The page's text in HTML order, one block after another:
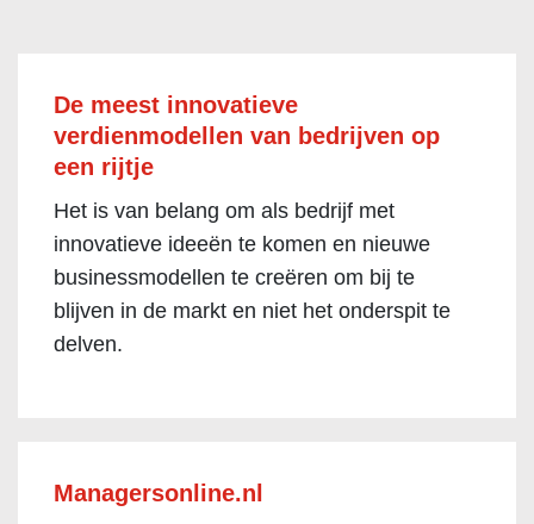
De meest innovatieve
verdienmodellen van bedrijven op
een rijtje
Het is van belang om als bedrijf met
innovatieve ideeën te komen en nieuwe
businessmodellen te creëren om bij te
blijven in de markt en niet het onderspit te
delven.
Managersonline.nl